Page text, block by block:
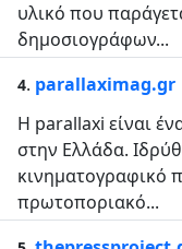
υλικό που
δημοσιογράφων...
4. parallaximag.gr
Η parallaxi είναι
στην Ελλάδα.
κινηματογραφικό
πρωτοποριακό...